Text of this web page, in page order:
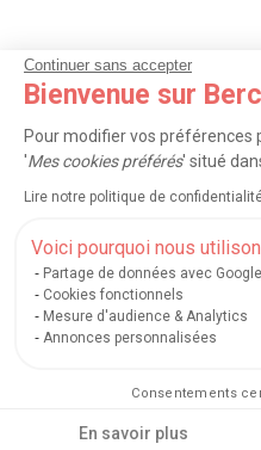
Continuer sans accepter
Bienvenue sur
Pour modifier vos préférences
'Mes cookies préférés' situé
Lire notre politique de
Voici pourquoi nous
Partage de données avec Google
Cookies fonctionnels
Mesure d'audience & Analytics
Annonces personnalisées
Consentements
En savoir plus